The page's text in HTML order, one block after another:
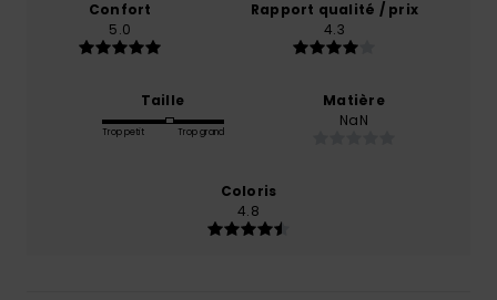
Confort
5.0
Rapport qualité / prix
4.3
Taille
Trop petit Trop grand
Matière
NaN
Coloris
4.8